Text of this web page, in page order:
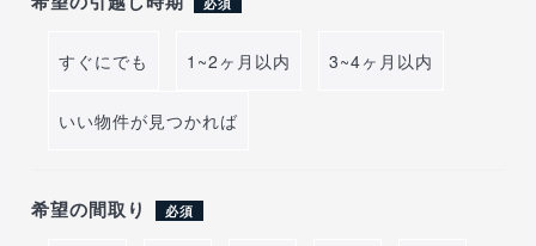
すぐにでも 1~2ヶ月以内 3~4ヶ月以内
いい物件が見つかれば
希望の間取り 必須